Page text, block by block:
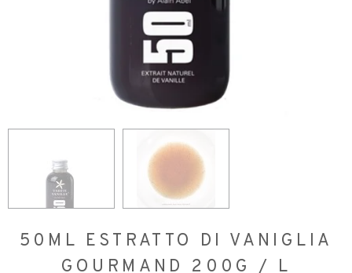
50ML ESTRATTO DI VANIGLIA
GOURMAND 200G / L